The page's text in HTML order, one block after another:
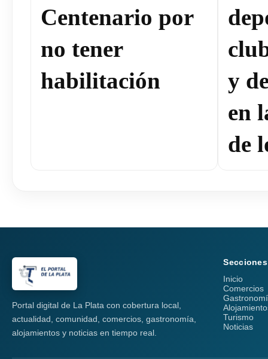
Centenario por
no tener
habilitación
y
en
de
Portal digital de La Plata con cobertura local,
actualidad, comunidad, comercios, gastronomía,
alojamientos y noticias en tiempo real.
Secciones
Inicio
Comercios
Turismo
Noticias